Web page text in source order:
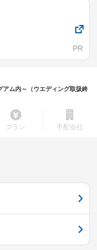
アム内～（ウエディング取扱終
プラン 手配会社